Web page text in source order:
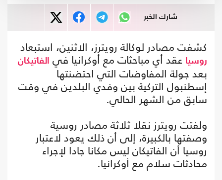
شارك الخبر
كشفت مصادر لوكالة رويترز، الاثنين، استبعاد
روسيا عقد أي مباحثات مع أوكرانيا في الفاتيكان
بعد جولة المفاوضات التي احتضنتها
إسطنبول التركية بين وفدي البلدين في وقت
سابق من الشهر الحالي.
ولفتت رويترز نقلا ثلاثة مصادر روسية
وصفتها بالكبيرة، إلى أن ذلك يعود لاعتبار
روسيا أن الفاتيكان ليس مكانا جادا لإجراء
محادثات سلام مع أوكرانيا.